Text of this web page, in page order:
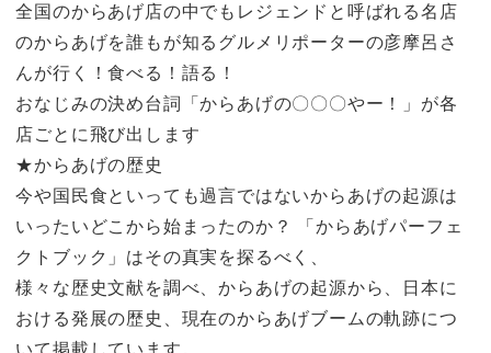
全国のからあげ店の中でもレジェンドと呼ばれる名店
のからあげを誰もが知るグルメリポーターの彦摩呂さ
んが行く！食べる！語る！
おなじみの決め台詞「からあげの〇〇〇やー！」が各
店ごとに飛び出します
★からあげの歴史
今や国民食といっても過言ではないからあげの起源は
いったいどこから始まったのか？ 「からあげパーフェ
クトブック」はその真実を探るべく、
様々な歴史文献を調べ、からあげの起源から、日本に
おける発展の歴史、現在のからあげブームの軌跡につ
いて掲載しています。